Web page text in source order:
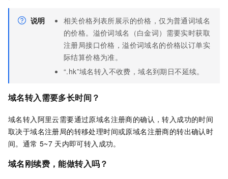
说明
相关价格列表所展示的价格，仅为普通词域名
的价格。溢价词域名（白金词）需要实时获取
注册局接口价格，溢价词域名的价格以订单实
际结算价格为准。
“.hk”域名转入不收费，域名到期日不延续。
域名转入需要多长时间？
域名转入阿里云需要通过原域名注册商的确认，转入成功的时间
取决于域名注册局的转移处理时间或原域名注册商的转出确认时
间。通常 5~7 天内即可转入成功。
域名刚续费，能做转入吗？